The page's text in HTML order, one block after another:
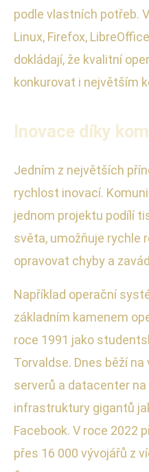
podle vlastních potřeb.
Linux, Firefox,
dokládají, že kvalitní
konkurovat i největším
Inovace díky
Jedním z největších
rychlost inovací.
jednom projektu podílí
světa, umožňuje rychle
opravovat chyby a
Například operační
základním kamenem
roce 1991 jako
Torvaldse. Dnes běží na
serverů a datacenter
infrastruktury gigantů
Facebook. V roce 2022
přes 16 000 vývojářů z